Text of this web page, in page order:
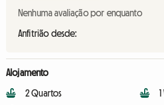
Nenhuma avaliação por enquanto
Anfitrião desde:
Alojamento
2 Quartos